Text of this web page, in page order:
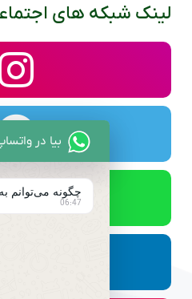
لینک شبکه های
بیا در
چگونه می‌توانم
06:47